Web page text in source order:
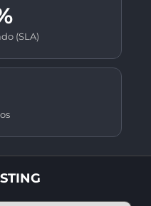
(SLA)